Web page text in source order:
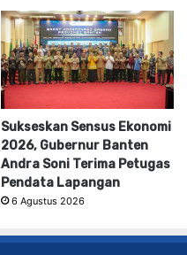
Sukseskan Sensus Ekonomi
2026, Gubernur Banten
Andra Soni Terima Petugas
Pendata Lapangan
6 Agustus 2026